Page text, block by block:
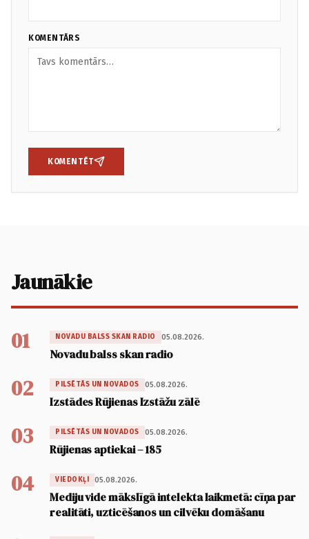
KOMENTĀRS
KOMENTĒT
Jaunākie
01 NOVADU BALSS SKAN RADIO 05.08.2026.
Novadu balss skan radio
02 PILSĒTĀS UN NOVADOS 05.08.2026.
Izstādes Rūjienas Izstāžu zālē
03 PILSĒTĀS UN NOVADOS 05.08.2026.
Rūjienas aptiekai – 185
04 VIEDOKĻI 05.08.2026.
Mediju vide mākslīgā intelekta laikmetā: cīņa par
realitāti, uzticēšanos un cilvēku domāšanu